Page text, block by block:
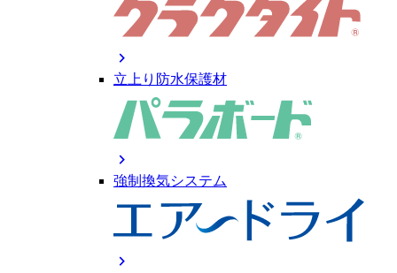
chevron_right
立上り防水保護材
chevron_right
強制換気システム
chevron_right